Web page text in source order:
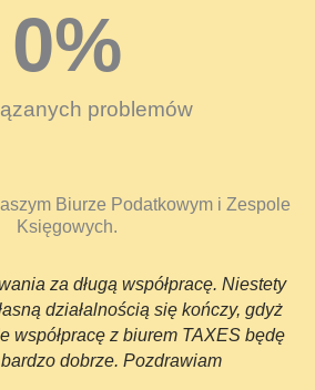
problemów
0%
Biurze Podatkowym i Zespole
Księgowych.
za długą współpracę. Niestety
działalnością się kończy, gdyż
współpracę z biurem TAXES będę
dobrze. Pozdrawiam